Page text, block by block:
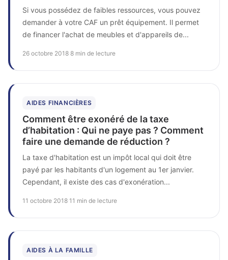
Si vous possédez de faibles ressources, vous pouvez
demander à votre CAF un prêt équipement. Il permet
de financer l'achat de meubles et d'appareils de...
26 octobre 2018 8 min de lecture
AIDES FINANCIÈRES
Comment être exonéré de la taxe
d’habitation : Qui ne paye pas ? Comment
faire une demande de réduction ?
La taxe d'habitation est un impôt local qui doit être
payé par les habitants d'un logement au 1er janvier.
Cependant, il existe des cas d'exonération...
11 octobre 2018 11 min de lecture
AIDES À LA FAMILLE